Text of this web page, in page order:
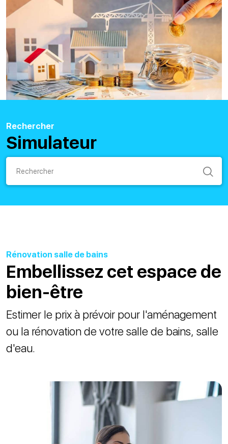
Rechercher
Simulateur
Rénovation salle de bains
Embellissez cet espace de
bien-être
Estimer le prix à prévoir pour l'aménagement
ou la rénovation de votre salle de bains, salle
d'eau.